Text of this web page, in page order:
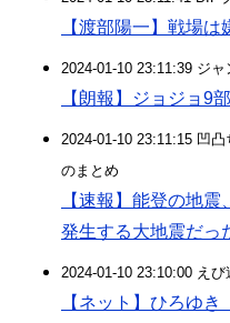
【渡部陽一】戦場は
2024-01-10 23:11:39 ジャ
【朗報】ジョジョ9
2024-01-10 23:11:15 凹
のまとめ
【速報】能登の地
発生する大地震だっ
2024-01-10 23:10:00 えび
【ネット】ひろゆ